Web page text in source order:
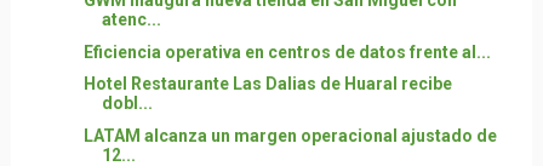
atenc...
Eficiencia operativa en centros de datos frente al...
Hotel Restaurante Las Dalias de Huaral recibe
dobl...
LATAM alcanza un margen operacional ajustado de
12...